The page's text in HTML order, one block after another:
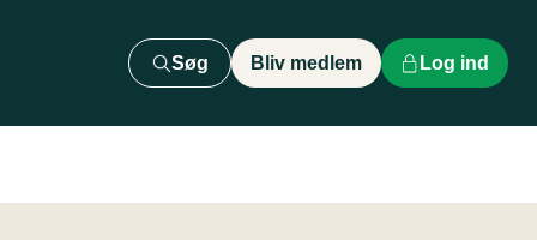
Søg Bliv medlem Log ind